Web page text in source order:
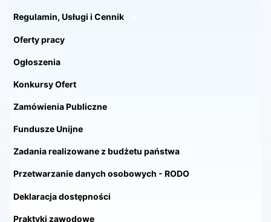
Regulamin, Usługi i Cennik
Oferty pracy
Ogłoszenia
Konkursy Ofert
Zamówienia Publiczne
Fundusze Unijne
Zadania realizowane z budżetu państwa
Przetwarzanie danych osobowych - RODO
Deklaracja dostępności
Praktyki zawodowe